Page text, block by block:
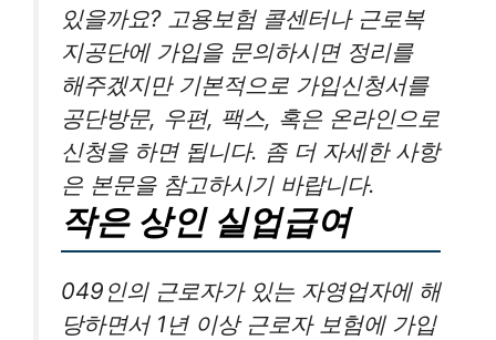
있을까요? 고용보험 콜센터나 근로복
지공단에 가입을 문의하시면 정리를
해주겠지만 기본적으로 가입신청서를
공단방문, 우편, 팩스, 혹은 온라인으로
신청을 하면 됩니다. 좀 더 자세한 사항
은 본문을 참고하시기 바랍니다.
작은 상인 실업급여
049인의 근로자가 있는 자영업자에 해
당하면서 1년 이상 근로자 보험에 가입